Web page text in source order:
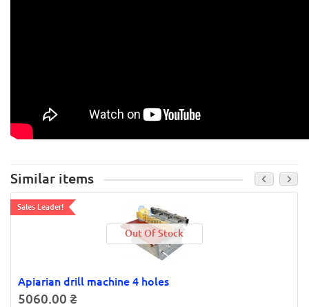
Similar items
Sales Leader!
Out Of Stock
Apiarian drill machine 4 holes
5060.00 ₴